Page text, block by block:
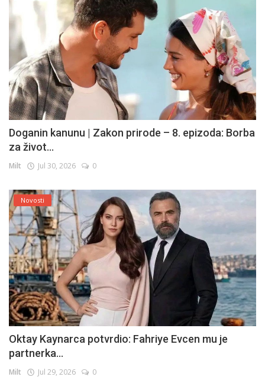
Doganin kanunu | Zakon prirode – 8. epizoda: Borba
za život...
Milt Jul 30, 2026 0
Novosti
Oktay Kaynarca potvrdio: Fahriye Evcen mu je
partnerka...
Milt Jul 29, 2026 0